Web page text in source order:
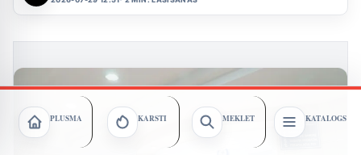
PLŪSMA KARSTI MEKLĒT KATALOGS